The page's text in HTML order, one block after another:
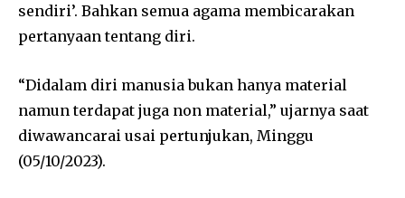
sendiri’. Bahkan semua agama membicarakan
pertanyaan tentang diri.
“Didalam diri manusia bukan hanya material
namun terdapat juga non material,” ujarnya saat
diwawancarai usai pertunjukan, Minggu
(05/10/2023).